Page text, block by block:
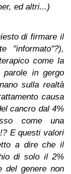
ed altri...)
di firmare il
"informato"?),
come la
parole in gergo
sulla realtà
causa
cancro dal 4%
come una
E questi valori
a dire che il
di solo il 2%
del genere non